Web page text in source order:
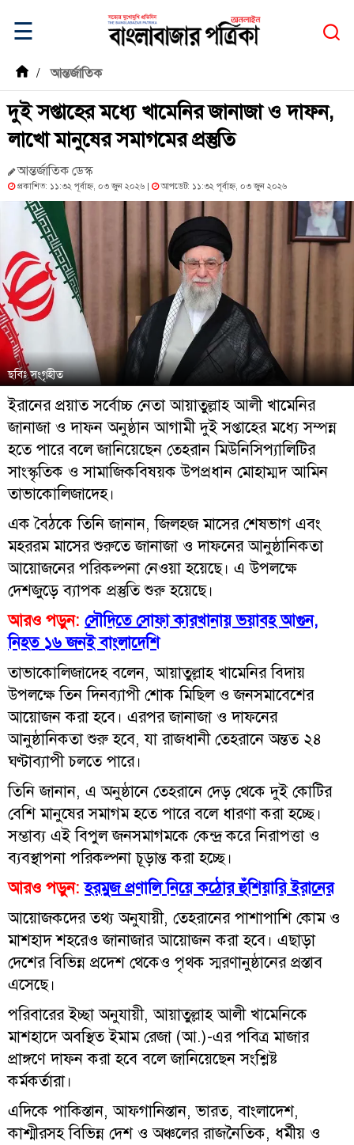
☰
/ আন্তর্জাতিক
দুই সপ্তাহের মধ্যে খামেনির জানাজা ও দাফন,
লাখো মানুষের সমাগমের প্রস্তুতি
আন্তর্জাতিক ডেস্ক
প্রকাশিত: ১১:৩২ পূর্বাহ্ন, ০৩ জুন ২০২৬ | আপডেট: ১১:৩২ পূর্বাহ্ন, ০৩ জুন ২০২৬
ছবিঃ সংগৃহীত
ইরানের প্রয়াত সর্বোচ্চ নেতা আয়াতুল্লাহ আলী খামেনির
জানাজা ও দাফন অনুষ্ঠান আগামী দুই সপ্তাহের মধ্যে সম্পন্ন
হতে পারে বলে জানিয়েছেন তেহরান মিউনিসিপ্যালিটির
সাংস্কৃতিক ও সামাজিকবিষয়ক উপপ্রধান মোহাম্মদ আমিন
তাভাকোলিজাদেহ।
এক বৈঠকে তিনি জানান, জিলহজ মাসের শেষভাগ এবং
মহররম মাসের শুরুতে জানাজা ও দাফনের আনুষ্ঠানিকতা
আয়োজনের পরিকল্পনা নেওয়া হয়েছে। এ উপলক্ষে
দেশজুড়ে ব্যাপক প্রস্তুতি শুরু হয়েছে।
আরও পড়ুন: সৌদিতে সোফা কারখানায় ভয়াবহ আগুন,
নিহত ১৬ জনই বাংলাদেশি
তাভাকোলিজাদেহ বলেন, আয়াতুল্লাহ খামেনির বিদায়
উপলক্ষে তিন দিনব্যাপী শোক মিছিল ও জনসমাবেশের
আয়োজন করা হবে। এরপর জানাজা ও দাফনের
আনুষ্ঠানিকতা শুরু হবে, যা রাজধানী তেহরানে অন্তত ২৪
ঘণ্টাব্যাপী চলতে পারে।
তিনি জানান, এ অনুষ্ঠানে তেহরানে দেড় থেকে দুই কোটির
বেশি মানুষের সমাগম হতে পারে বলে ধারণা করা হচ্ছে।
সম্ভাব্য এই বিপুল জনসমাগমকে কেন্দ্র করে নিরাপত্তা ও
ব্যবস্থাপনা পরিকল্পনা চূড়ান্ত করা হচ্ছে।
আরও পড়ুন: হরমুজ প্রণালি নিয়ে কঠোর হুঁশিয়ারি ইরানের
আয়োজকদের তথ্য অনুযায়ী, তেহরানের পাশাপাশি কোম ও
মাশহাদ শহরেও জানাজার আয়োজন করা হবে। এছাড়া
দেশের বিভিন্ন প্রদেশ থেকেও পৃথক স্মরণানুষ্ঠানের প্রস্তাব
এসেছে।
পরিবারের ইচ্ছা অনুযায়ী, আয়াতুল্লাহ আলী খামেনিকে
মাশহাদে অবস্থিত ইমাম রেজা (আ.)-এর পবিত্র মাজার
প্রাঙ্গণে দাফন করা হবে বলে জানিয়েছেন সংশ্লিষ্ট
কর্মকর্তারা।
এদিকে পাকিস্তান, আফগানিস্তান, ভারত, বাংলাদেশ,
কাশ্মীরসহ বিভিন্ন দেশ ও অঞ্চলের রাজনৈতিক, ধর্মীয় ও